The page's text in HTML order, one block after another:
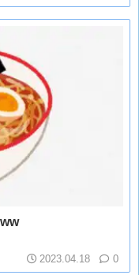
2023.04.18 0